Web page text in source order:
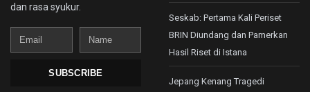
dan rasa syukur.
Email
Name
SUBSCRIBE
Seskab: Pertama Kali Periset
BRIN Diundang dan Pamerkan
Hasil Riset di Istana
Jepang Kenang Tragedi